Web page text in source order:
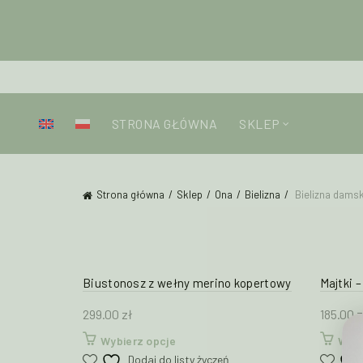
STRONA GŁÓWNA SKLEP
Strona główna Sklep Ona Bielizna Bielizna
Biustonosz z wełny merino kopertowy
299.00 zł
Wybierz opcjeTen
produkt
Dodaj do listy życzeń
Majtki
185.00